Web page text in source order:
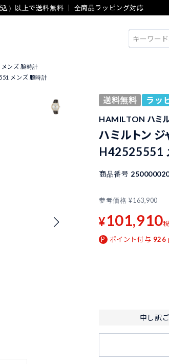
）以上で送料無料 ｜ 全商品ラッピング対応
ンズ 腕時計
メンズ 腕時計
送料無料
ラッ
HAMILTON ハミ
ハミルトン
H42525551
商品番号
参考価格 ¥163,900
¥101,910
ポイント付与 926
申し訳